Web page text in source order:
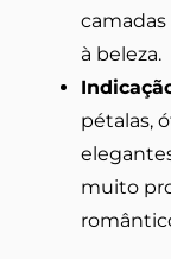
à beleza.
pétalas,
muito